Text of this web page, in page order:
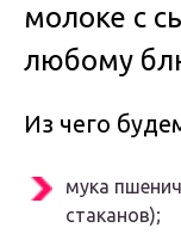
молоке с
любому
Из чего
мука
стаканов);